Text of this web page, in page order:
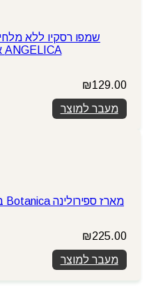
שמפו רסקיו ללא
ANGELICA אנג`ליקה 1000 מ"ל
₪129.00
מעבר למוצר
מארז ספירולינה Botanica בוטניקה לשיער ללא מלחים + תיק
₪225.00
מעבר למוצר